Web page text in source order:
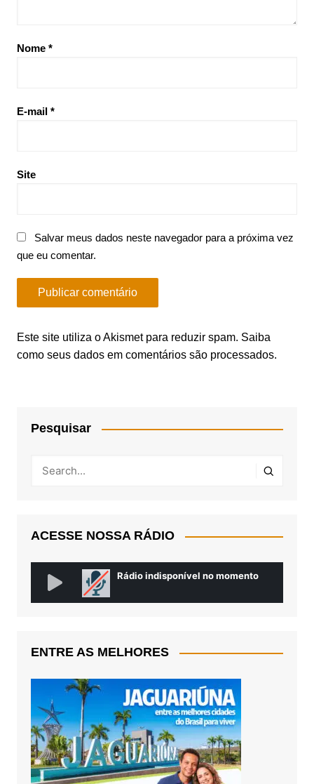
Nome *
E-mail *
Site
Salvar meus dados neste navegador para a próxima vez
que eu comentar.
Este site utiliza o Akismet para reduzir spam. Saiba
como seus dados em comentários são processados.
Pesquisar
ACESSE NOSSA RÁDIO
ENTRE AS MELHORES